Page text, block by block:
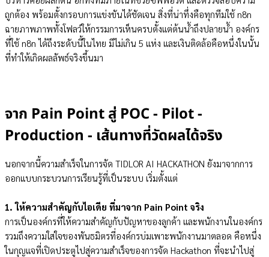
ถูกต้อง พร้อมตั้งกรอบการแข่งขันได้ชัดเจน สิ่งที่น่าทึ่งคือทุกทีมใช้ n8n
ฉายภาพภาพทั้งโฟลว์ให้กรรมการเห็นครบตั้งแต่ต้นน้ำถึงปลายน้ำ องค์กร
ที่ใช้ n8n ได้ถึงระดับนี้ในไทย มีไม่เกิน 5 แห่ง และเงินติดล้อคือหนึ่งในนั้น
ที่ทำให้เกิดผลลัพธ์จริงขึ้นมา
จาก Pain Point สู่ POC - Pilot -
Production - เส้นทางที่วัดผลได้จริง
นอกจากนี้ความสำเร็จในการจัด TIDLOR AI HACKATHON ยังมาจากการ
ออกแบบกระบวนการเรียนรู้ที่เป็นระบบ เริ่มตั้งแต่
1. ให้ความสำคัญกับไอเดีย ที่มาจาก Pain Point จริง
การเป็นองค์กรที่ให้ความสำคัญกับปัญหาของลูกค้า และพนักงานในองค์กร
รวมถึงความใส่ใจของพันธมิตรที่องค์กรบ่มเพาะพนักงานมาตลอด คือหนึ่ง
ในกุญแจที่เปิดประตูไปสู่ความสำเร็จของการจัด Hackathon ที่จะนำไปสู่